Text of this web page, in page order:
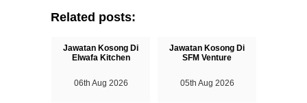
Related posts:
Jawatan Kosong Di
Elwafa Kitchen
06th Aug 2026
Jawatan Kosong Di
SFM Venture
05th Aug 2026